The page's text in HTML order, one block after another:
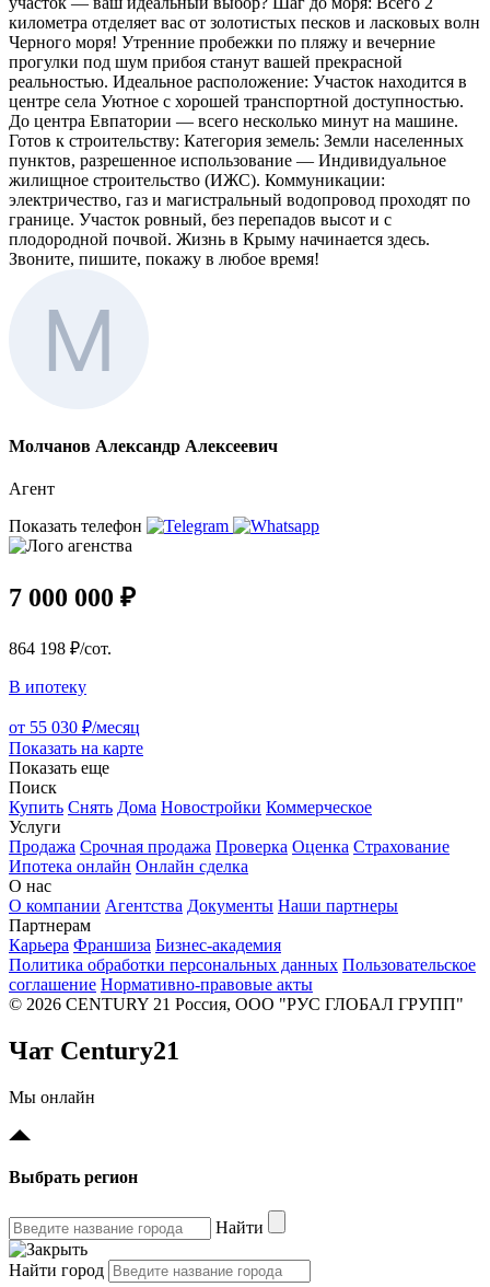
километра отделяет вас от золотистых песков и ласковых волн
Черного моря! Утренние пробежки по пляжу и вечерние
прогулки под шум прибоя станут вашей прекрасной
реальностью. Идеальное расположение: Участок находится в
центре села Уютное с хорошей транспортной доступностью.
До центра Евпатории — всего несколько минут на машине.
Готов к строительству: Категория земель: Земли населенных
пунктов, разрешенное использование — Индивидуальное
жилищное строительство (ИЖС). Коммуникации:
электричество, газ и магистральный водопровод проходят по
границе. Участок ровный, без перепадов высот и с
плодородной почвой. Жизнь в Крыму начинается здесь.
Звоните, пишите, покажу в любое время!
Молчанов Александр Алексеевич
Агент
Показать телефон
7 000 000 ₽
864 198 ₽/сот.
В ипотеку
от 55 030 ₽/месяц
Показать на карте
Показать еще
Поиск
Купить Снять Дома Новостройки Коммерческое
Услуги
Продажа Срочная продажа Проверка Оценка Страхование
Ипотека онлайн Онлайн сделка
О нас
О компании Агентства Документы Наши партнеры
Партнерам
Карьера Франшиза Бизнес-академия
Политика обработки персональных данных Пользовательское
соглашение Нормативно-правовые акты
© 2026 CENTURY 21 Россия, ООО "РУС ГЛОБАЛ ГРУПП"
Чат Century21
Мы онлайн
Выбрать регион
Найти
Найти город